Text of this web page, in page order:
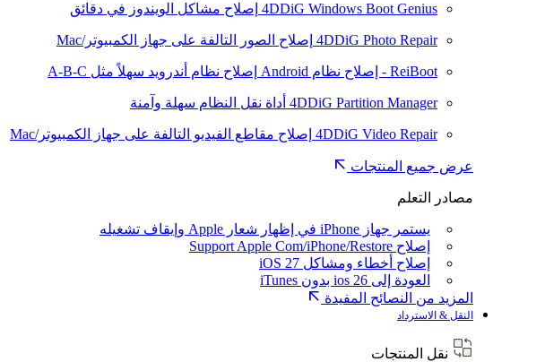
4DDiG Windows Boot Genius إصلاح مشاكل الويندوز في دقائق
4DDiG Photo Repair إصلاح الصور التالفة على جهاز الكمبيوتر/Mac
ReiBoot - إصلاح نظام Android إصلاح نظام أندرويد سهلاً مثل A-B-C
4DDiG Partition Manager أداة نقل النظام سهلة وآمنة
4DDiG Video Repair إصلاح مقاطع الفيديو التالفة على جهاز الكمبيوتر/Mac
عرض جميع المنتجات
مصادر التعلم
يستمر جهاز iPhone في إظهار شعار Apple وإيقاف تشغيله
إصلاح Support Apple Com/iPhone/Restore
إصلاح أخطاء ومشاكل iOS 27
العودة إلى ios 26 بدون iTunes
المزيد من النصائح المفيدة
النقل & الاسترداد
نقل المنتجات